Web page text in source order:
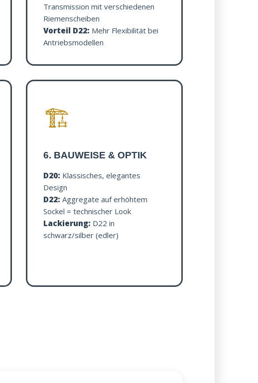
Transmission mit verschiedenen
Riemenscheiben
Vorteil D22: Mehr Flexibilität bei
Antriebsmodellen
🏗️
6. BAUWEISE & OPTIK
D20: Klassisches, elegantes
Design
D22: Aggregate auf erhöhtem
Sockel = technischer Look
Lackierung: D22 in
schwarz/silber (edler)